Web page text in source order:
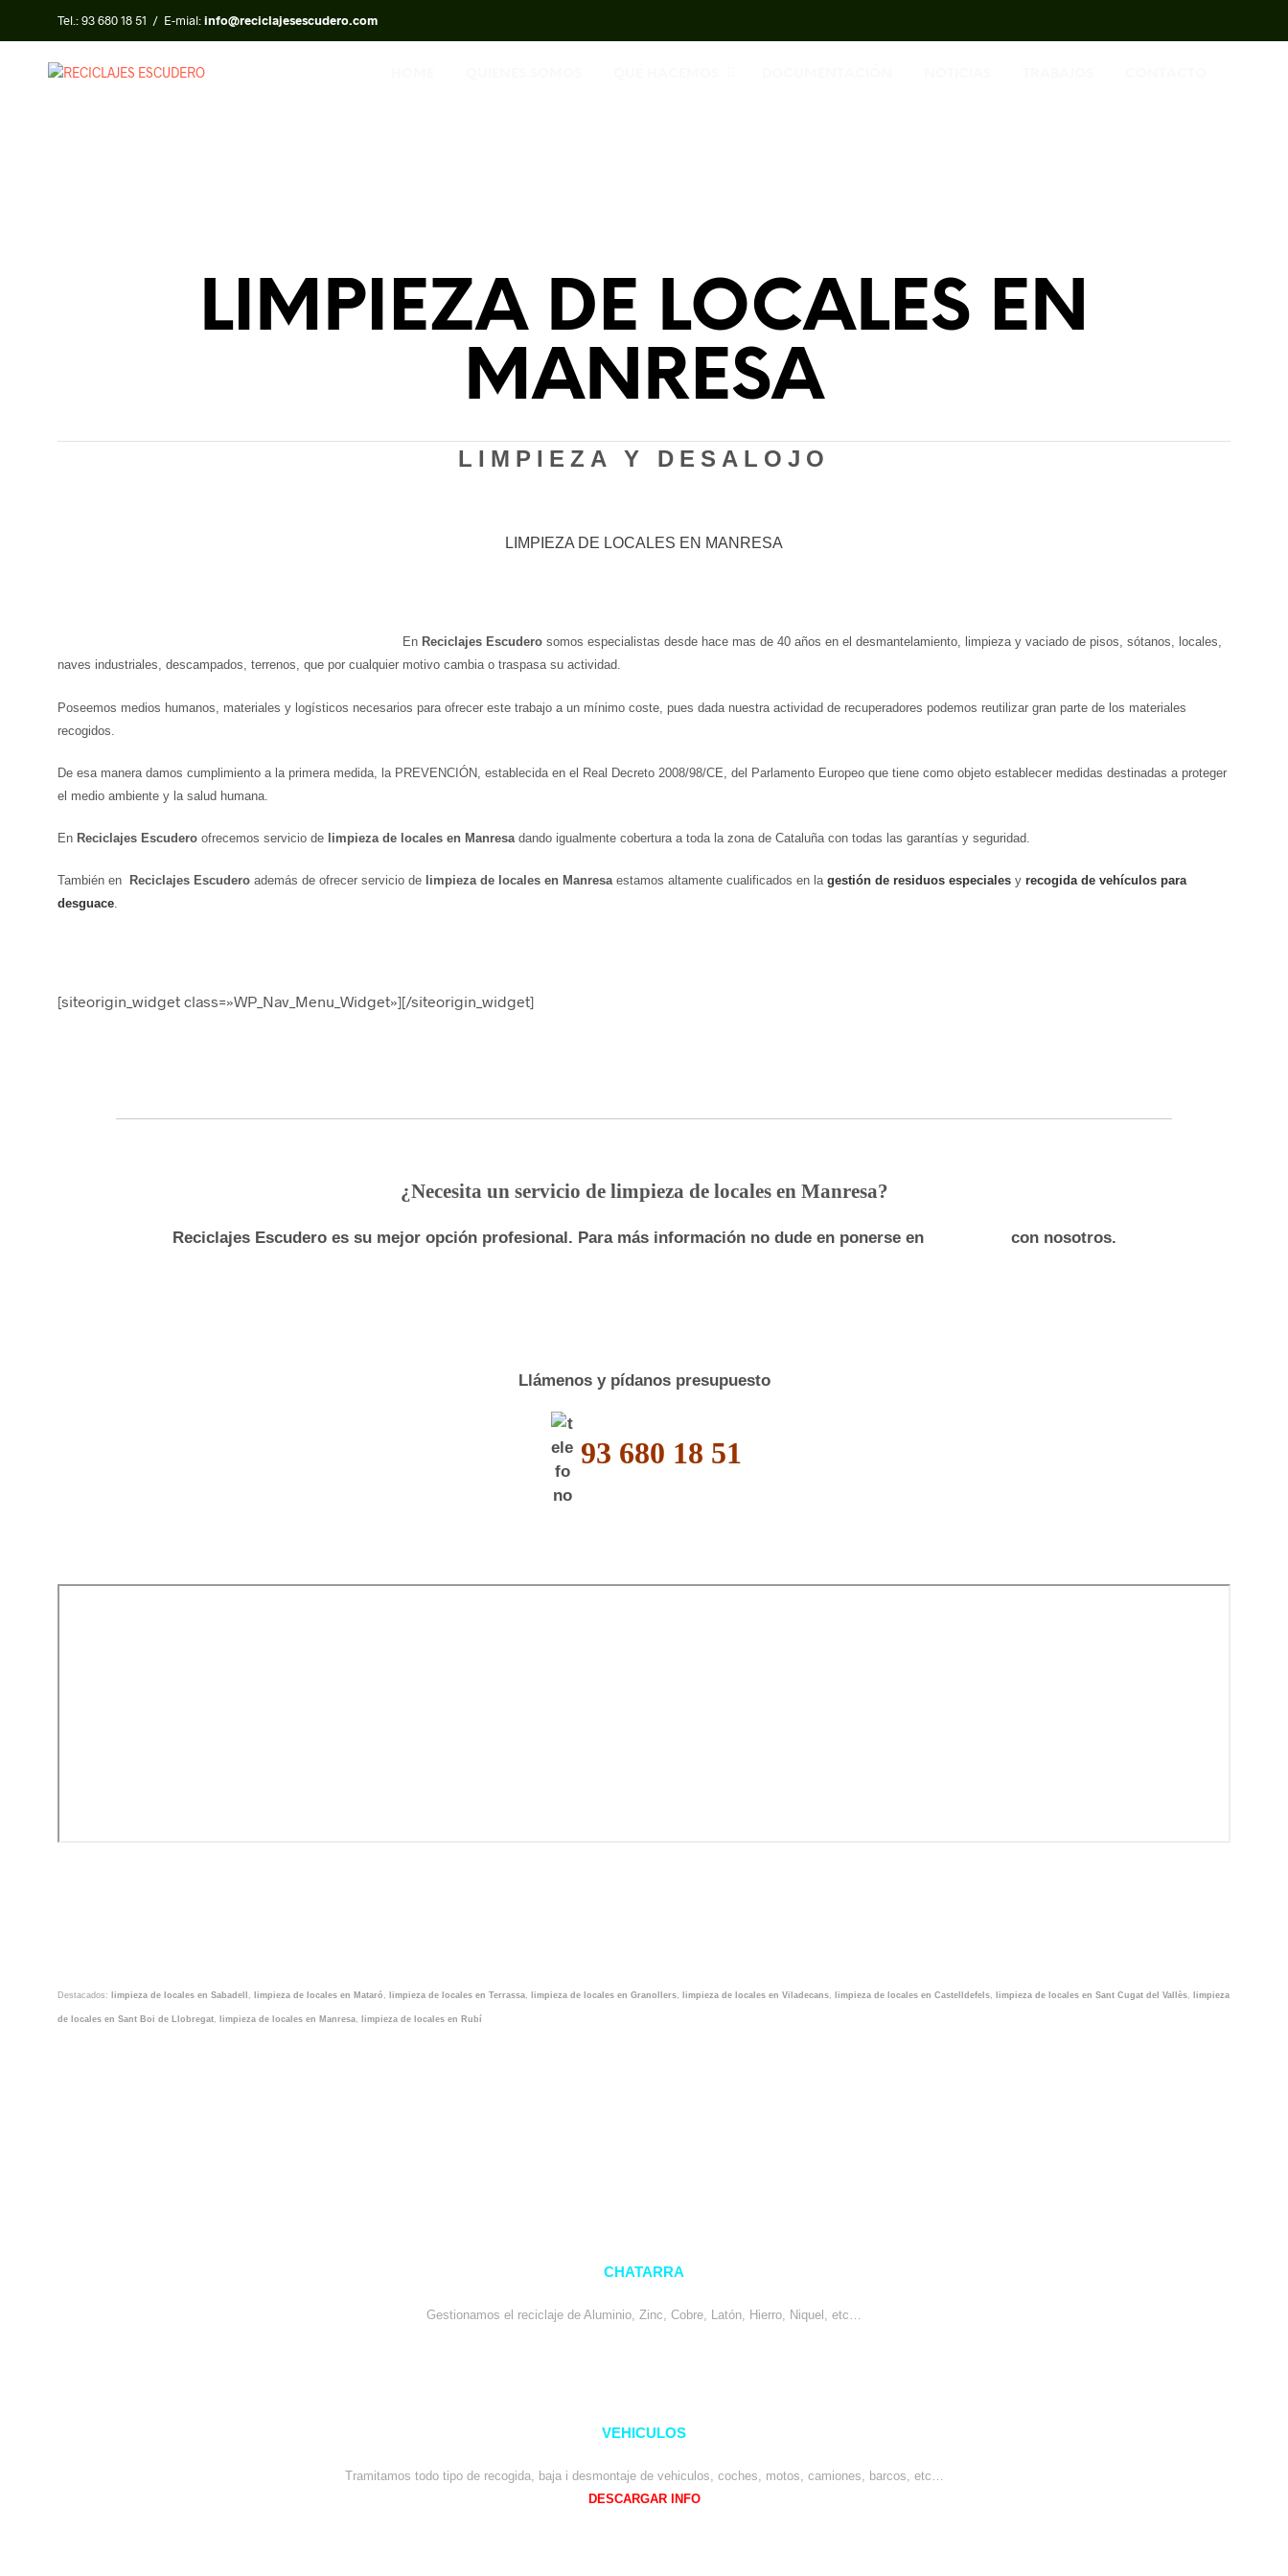
Tel.:93 680 18 51 / E-mial:info@reciclajesescudero.com
LIMPIEZA DE LOCALES EN
MANRESA
LIMPIEZA Y DESALOJO
LIMPIEZA DE LOCALES EN MANRESA
En Reciclajes Escudero somos especialistas desde hace mas de 40 años en el desmantelamiento, limpieza y vaciado de pisos, sótanos, locales,
naves industriales, descampados, terrenos, que por cualquier motivo cambia o traspasa su actividad.
Poseemos medios humanos, materiales y logísticos necesarios para ofrecer este trabajo a un mínimo coste, pues dada nuestra actividad de recuperadores podemos reutilizar gran parte de los materiales
recogidos.
De esa manera damos cumplimiento a la primera medida, la PREVENCIÓN, establecida en el Real Decreto 2008/98/CE, del Parlamento Europeo que tiene como objeto establecer medidas destinadas a proteger
el medio ambiente y la salud humana.
En Reciclajes Escudero ofrecemos servicio de limpieza de locales en Manresa dando igualmente cobertura a toda la zona de Cataluña con todas las garantías y seguridad.
También en Reciclajes Escudero además de ofrecer servicio de limpieza de locales en Manresa estamos altamente cualificados en la gestión de residuos especiales y recogida de vehículos para
desguace
[siteorigin_widget class=»WP_Nav_Menu_Widget»][/siteorigin_widget]
¿Necesita un servicio de limpieza de locales en Manresa?
Reciclajes Escudero es su mejor opción profesional. Para más información no dude en ponerse en con nosotros.
Llámenos y pídanos presupuesto
93 680 18 51
Destacados: limpieza de locales en Sabadell limpieza de locales en Mataró limpieza de locales en Terrassa limpieza de locales en Granollers limpieza de locales en Viladecans limpieza de locales en Castelldefels limpieza de locales en Sant Cugat del Vallès limpieza
de locales en Sant Boi de Llobregat limpieza de locales en Manresa limpieza de locales en Rubí
CHATARRA
Gestionamos el reciclaje de Aluminio, Zinc, Cobre, Latón, Hierro, Niquel, etc…
VEHICULOS
Tramitamos todo tipo de recogida, baja i desmontaje de vehiculos, coches, motos, camiones, barcos, etc…
DESCARGAR INFO